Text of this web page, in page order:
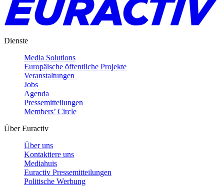
Dienste
Media Solutions
Europäische öffentliche Projekte
Veranstaltungen
Jobs
Agenda
Pressemitteilungen
Members’ Circle
Über Euractiv
Über uns
Kontaktiere uns
Mediahuis
Euractiv Pressemitteilungen
Politische Werbung